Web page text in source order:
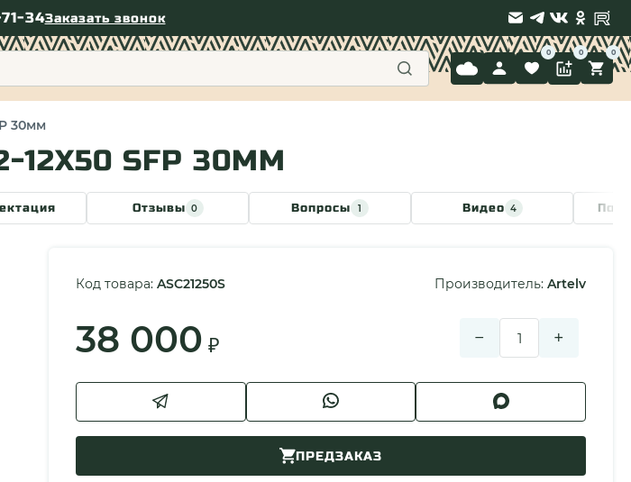
34Заказать звонок
30мм
12X50 SFP 30ММ
Отзывы 0 Вопросы 1 Видео 4
Код товара: ASC21250S Производитель: Artelv
38 000 ₽ − +
ПРЕДЗАКАЗ